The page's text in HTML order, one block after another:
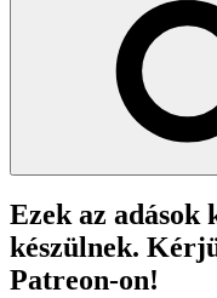
Ezek az adások
készülnek.
Patreon-on!